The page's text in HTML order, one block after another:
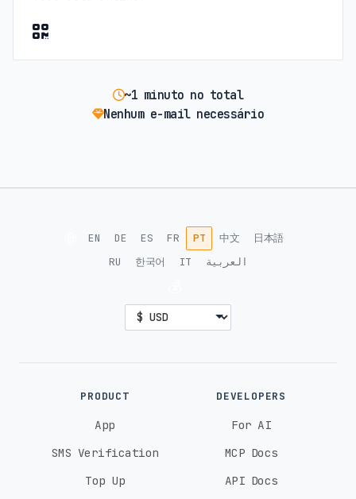
~1 minuto no total
Nenhum e-mail necessário
EN DE ES FR PT 中文
日本語
RU
한국어 IT العربية
PRODUCT
App
SMS Verification
Top Up
DEVELOPERS
For AI
MCP Docs
API Docs